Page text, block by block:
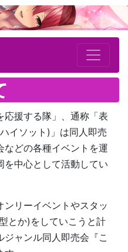
応援する隊」、通称「表
イソット)」は同人即売
などの各種イベントを運
を中心として活動してい
ンリーイベントやスタッ
とか)をしていこうと計
ャンル同人即売会『こ